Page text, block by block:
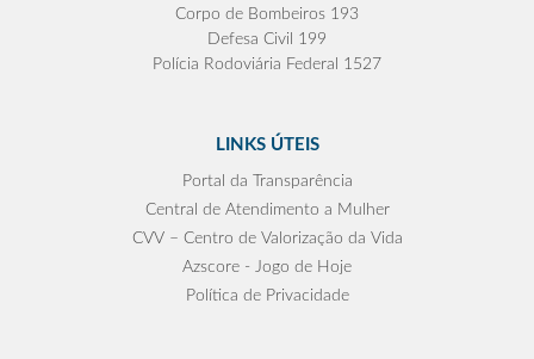
Corpo de Bombeiros 193
Defesa Civil 199
Polícia Rodoviária Federal 1527
LINKS ÚTEIS
Portal da Transparência
Central de Atendimento a Mulher
CVV – Centro de Valorização da Vida
Azscore - Jogo de Hoje
Política de Privacidade